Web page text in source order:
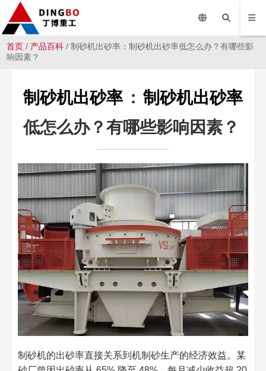
首页 / 产品百科 / 制砂机出砂率：制砂机出砂率低怎么办？有哪些影
响因素？
制砂机出砂率 ： 制砂机出砂率
低怎么办？有哪些影响因素？
制砂机的出砂率直接关系到机制砂生产的经济效益。某